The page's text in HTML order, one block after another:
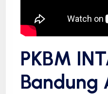
PKBM
Bandung